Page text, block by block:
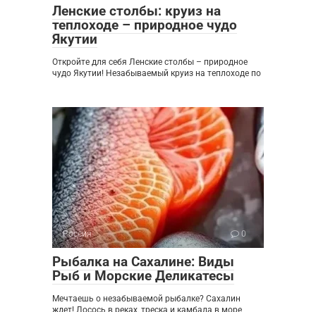
Ленские столбы: круиз на
теплоходе – природное чудо
Якутии
Откройте для себя Ленские столбы – природное
чудо Якутии! Незабываемый круиз на теплоходе по
Россия 0
Рыбалка на Сахалине: Виды
Рыб и Морские Деликатесы
Мечтаешь о незабываемой рыбалке? Сахалин
ждет! Лосось в реках, треска и камбала в море